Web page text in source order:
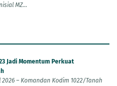
MZ...
Jadi Momentum Perkuat
– Komandan Kodim 1022/Tanah